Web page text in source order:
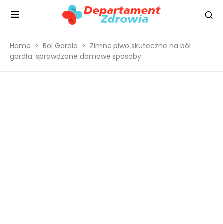
Home Bol Gardla
Zimne piwo skuteczne na ból
gardła: sprawdzone domowe sposoby